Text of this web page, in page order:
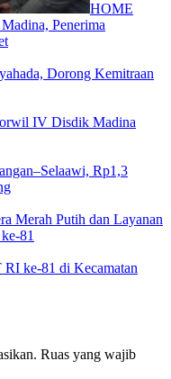
HOME
Penerima
Dorong Kemitraan
IV Disdik Madina
Rp1,3
Merah Putih dan Layanan
81
ke-81 di Kecamatan
Ruas yang wajib